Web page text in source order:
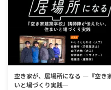
空き家が、居場所になる ―『空き
いと場づくり実践―